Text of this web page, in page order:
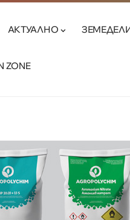
АКТУАЛНО
ZONE